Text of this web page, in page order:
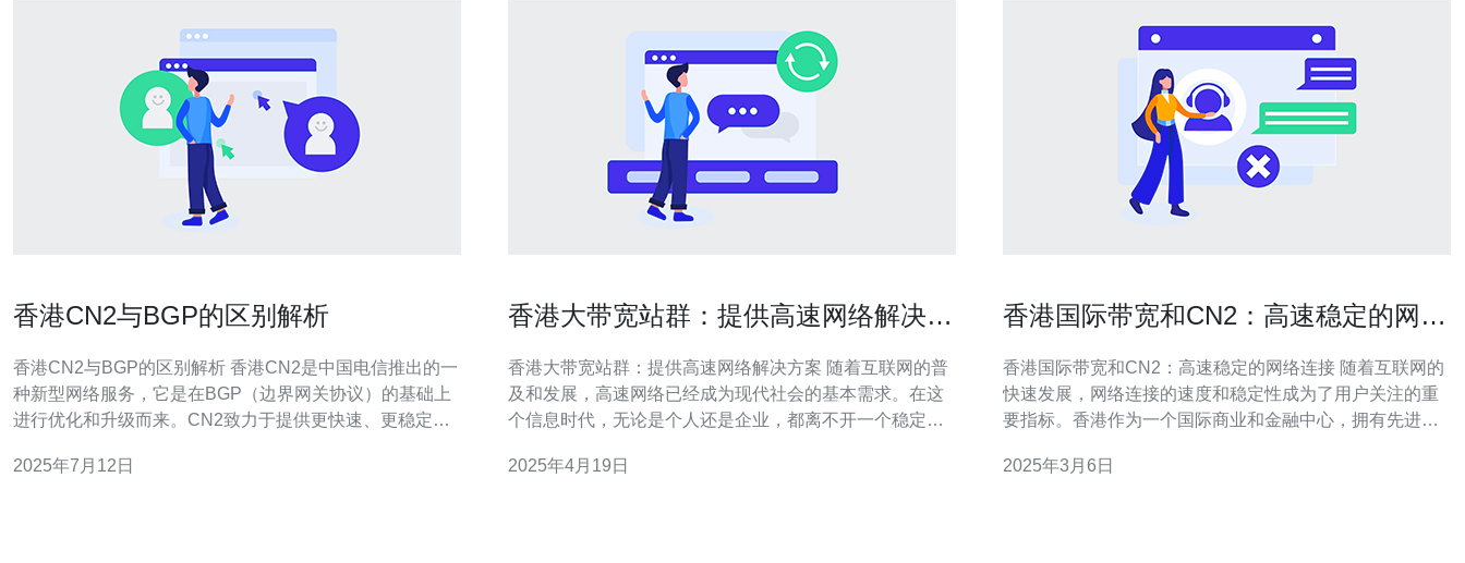
香港CN2与BGP的区别解析
香港CN2与BGP的区别解析 香港CN2是中国电信推出的一
种新型网络服务，它是在BGP（边界网关协议）的基础上
进行优化和升级而来。CN2致力于提供更快速、更稳定的
是边界网关协议（Border Gateway Protocol）的缩写，它
2025年7月12日
香港大带宽站群：提供高速网络解决方
香港大带宽站群：提供高速网络解决方案 随着互联网的普
及和发展，高速网络已经成为现代社会的基本需求。在这
个信息时代，无论是个人还是企业，都离不开一个稳定可
案提供商，致力于为客户提供高速、稳定和安全的网络服
2025年4月19日
香港国际带宽和CN2：高速稳定的网络
香港国际带宽和CN2：高速稳定的网络连接 随着互联网的
快速发展，网络连接的速度和稳定性成为了用户关注的重
要指标。香港作为一个国际商业和金融中心，拥有先进的
带宽和CN2，这两个对于高速稳定的网络连接至关重要的
2025年3月6日